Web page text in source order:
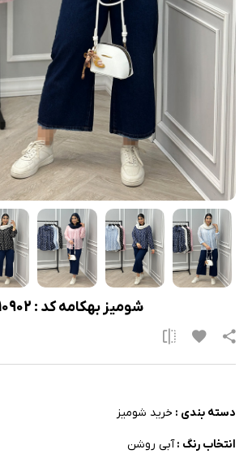
شومیز بهکامه کد : 10902
دسته بندی : خرید شومیز
انتخاب رنگ :آبی روشن